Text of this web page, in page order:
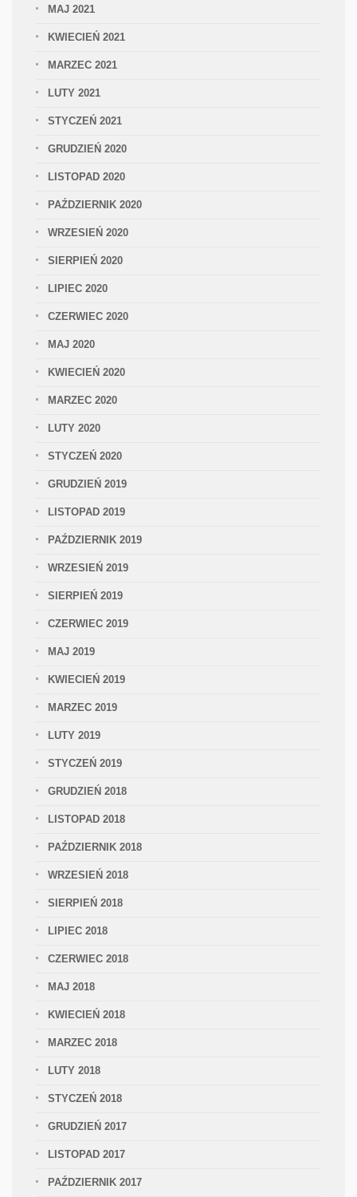
MAJ 2021
KWIECIEŃ 2021
MARZEC 2021
LUTY 2021
STYCZEŃ 2021
GRUDZIEŃ 2020
LISTOPAD 2020
PAŹDZIERNIK 2020
WRZESIEŃ 2020
SIERPIEŃ 2020
LIPIEC 2020
CZERWIEC 2020
MAJ 2020
KWIECIEŃ 2020
MARZEC 2020
LUTY 2020
STYCZEŃ 2020
GRUDZIEŃ 2019
LISTOPAD 2019
PAŹDZIERNIK 2019
WRZESIEŃ 2019
SIERPIEŃ 2019
CZERWIEC 2019
MAJ 2019
KWIECIEŃ 2019
MARZEC 2019
LUTY 2019
STYCZEŃ 2019
GRUDZIEŃ 2018
LISTOPAD 2018
PAŹDZIERNIK 2018
WRZESIEŃ 2018
SIERPIEŃ 2018
LIPIEC 2018
CZERWIEC 2018
MAJ 2018
KWIECIEŃ 2018
MARZEC 2018
LUTY 2018
STYCZEŃ 2018
GRUDZIEŃ 2017
LISTOPAD 2017
PAŹDZIERNIK 2017